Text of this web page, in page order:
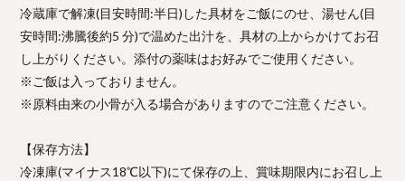
冷蔵庫で解凍(目安時間:半日)した具材をご飯にのせ、湯せん(目
安時間:沸騰後約5 分)で温めた出汁を、具材の上からかけてお召
し上がりください。添付の薬味はお好みでご使用ください。
※ご飯は入っておりません。
※原料由来の小骨が入る場合がありますのでご注意ください。
【保存方法】
冷凍庫(マイナス18℃以下)にて保存の上、賞味期限内にお召し上